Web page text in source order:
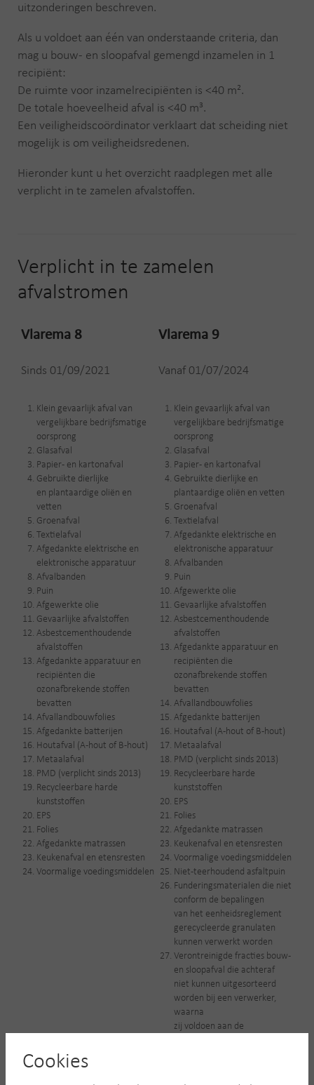
uitzonderingen beschreven.
Als u voldoet aan één van onderstaande criteria, dan
mag u bouw- en sloopafval gemengd inzamelen in 1
recipiënt:
De ruimte voor inzamelrecipiënten is <40 m².
De totale hoeveelheid afval is <40 m³.
Een veiligheidscoördinator verklaart dat scheiding niet
mogelijk is om veiligheidsredenen.
Hieronder kunt u het overzicht raadplegen met alle
verplicht in te zamelen afvalstoffen.
Verplicht in te zamelen
afvalstromen
Vlarema 8 Vlarema 9
Sinds 01/09/2021 Vanaf 01/07/2024
Klein gevaarlijk afval van
vergelijkbare bedrijfsmatige
oorsprong
Glasafval
Papier- en kartonafval
Gebruikte dierlijke
en plantaardige oliën en
vetten
Groenafval
Textielafval
Afgedankte elektrische en
elektronische apparatuur
Afvalbanden
Puin
Afgewerkte olie
Gevaarlijke afvalstoffen
Asbestcementhoudende
afvalstoffen
Afgedankte apparatuur en
recipiënten die
ozonafbrekende stoffen
bevatten
Afvallandbouwfolies
Afgedankte batterijen
Houtafval (A-hout of B-hout)
Metaalafval
PMD (verplicht sinds 2013)
Recycleerbare harde
kunststoffen
EPS
Folies
Afgedankte matrassen
Keukenafval en etensresten
Voormalige voedingsmiddelen
Klein gevaarlijk afval van
vergelijkbare bedrijfsmatige
oorsprong
Glasafval
Papier- en kartonafval
Gebruikte dierlijke en
plantaardige oliën en vetten
Groenafval
Textielafval
Afgedankte elektrische en
elektronische apparatuur
Afvalbanden
Puin
Afgewerkte olie
Gevaarlijke afvalstoffen
Asbestcementhoudende
afvalstoffen
Afgedankte apparatuur en
recipiënten die
ozonafbrekende stoffen
bevatten
Afvallandbouwfolies
Afgedankte batterijen
Houtafval (A-hout of B-hout)
Metaalafval
PMD (verplicht sinds 2013)
Recycleerbare harde
kunststoffen
EPS
Folies
Afgedankte matrassen
Keukenafval en etensresten
Voormalige voedingsmiddelen
Niet-teerhoudend asfaltpuin
Funderingsmaterialen die niet
conform de bepalingen
van het eenheidsreglement
gerecycleerde granulaten
kunnen verwerkt worden
Verontreinigde fracties bouw-
en sloopafval die achteraf
niet kunnen uitgesorteerd
worden bij een verwerker,
waarna
zij voldoen aan de
Cellenbeton
Cookies